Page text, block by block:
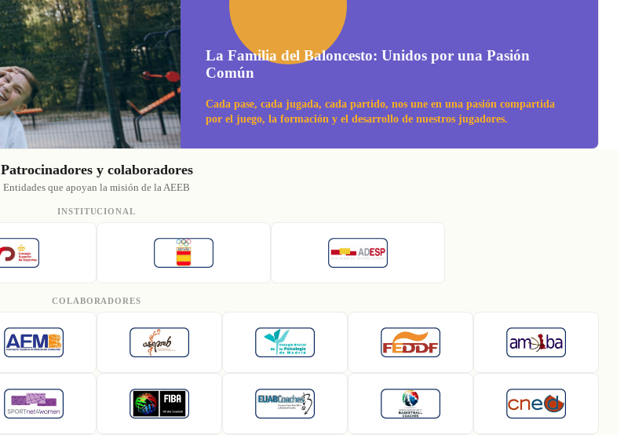
La Familia del Baloncesto: Unidos por una Pasión
Común
Cada pase, cada jugada, cada partido, nos une en una pasión compartida
por el juego, la formación y el desarrollo de nuestros jugadores.
Patrocinadores y colaboradores
Entidades que apoyan la misión de la AEEB
INSTITUCIONAL
COLABORADORES